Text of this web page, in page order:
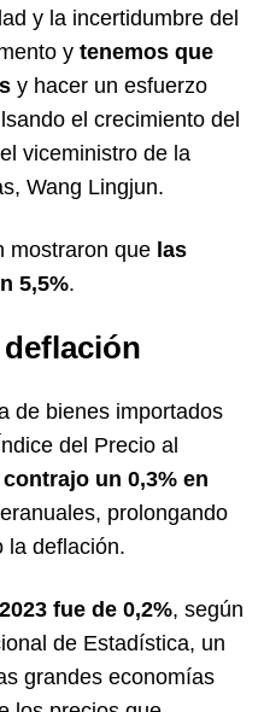
y la incertidumbre del
y tenemos que
y hacer un esfuerzo
el crecimiento del
viceministro de la
Wang Lingjun.
mostraron que las
5,5%.
deflación
de bienes importados
del Precio al
un 0,3% en
prolongando
la deflación.
fue de 0,2%, según
de Estadística, un
grandes economías